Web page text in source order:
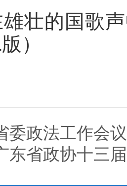
壮的国歌
）
委政法工作会
东省政协十三